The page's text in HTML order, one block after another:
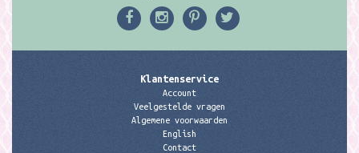
Klantenservice
Account
Veelgestelde vragen
Algemene voorwaarden
English
Contact